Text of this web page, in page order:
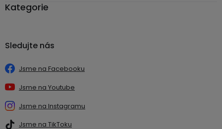
Kategorie
Sledujte nás
Jsme na Facebooku
Jsme na Youtube
Jsme na Instagramu
Jsme na TikToku